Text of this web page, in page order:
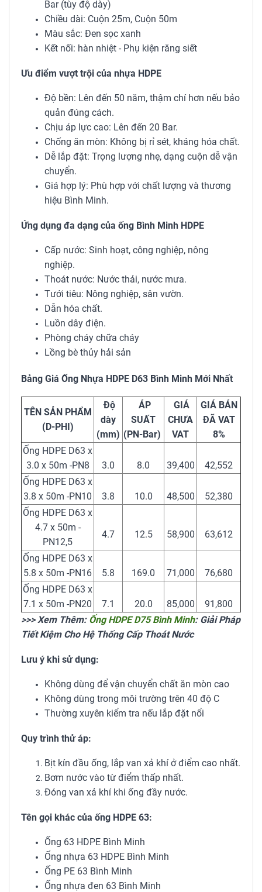
Bar (tùy độ dày)
Chiều dài: Cuộn 25m, Cuộn 50m
Màu sắc: Đen sọc xanh
Kết nối: hàn nhiệt - Phụ kiện răng siết
Ưu điểm vượt trội của nhựa HDPE
Độ bền: Lên đến 50 năm, thậm chí hơn nếu bảo
quản đúng cách.
Chịu áp lực cao: Lên đến 20 Bar.
Chống ăn mòn: Không bị rỉ sét, kháng hóa chất.
Dễ lắp đặt: Trọng lượng nhẹ, dạng cuộn dễ vận
chuyển.
Giá hợp lý: Phù hợp với chất lượng và thương
hiệu Bình Minh.
Ứng dụng đa dạng của ống Bình Minh HDPE
Cấp nước: Sinh hoạt, công nghiệp, nông
nghiệp.
Thoát nước: Nước thải, nước mưa.
Tưới tiêu: Nông nghiệp, sân vườn.
Dẫn hóa chất.
Luồn dây điện.
Phòng cháy chữa cháy
Lồng bè thủy hải sản
Bảng Giá Ống Nhựa HDPE D63 Bình Minh Mới Nhất
TÊN SẢN PHẨM
(D-PHI)
Độ
dày
(mm)
ÁP
SUẤT
(PN-Bar)
GIÁ
CHƯA
VAT
GIÁ BÁN
ĐÃ VAT
8%
Ống HDPE D63 x
3.0 x 50m -PN8
3.0 8.0 39,400
42,552
Ống HDPE D63 x
3.8 x 50m -PN10
3.8 10.0 48,500
52,380
Ống HDPE D63 x
4.7 x 50m -
PN12,5
4.7 12.5 58,900 63,612
Ống HDPE D63 x
5.8 x 50m -PN16
5.8 169.0 71,000
76,680
Ống HDPE D63 x
7.1 x 50m -PN20
7.1 20.0 85,000
91,800
>>> Xem Thêm: Ống HDPE D75 Bình Minh: Giải Pháp
Tiết Kiệm Cho Hệ Thống Cấp Thoát Nước
Lưu ý khi sử dụng:
Không dùng để vận chuyển chất ăn mòn cao
Không dùng trong môi trường trên 40 độ C
Thường xuyên kiểm tra nếu lắp đặt nổi
Quy trình thử áp:
Bịt kín đầu ống, lắp van xả khí ở điểm cao nhất.
Bơm nước vào từ điểm thấp nhất.
Đóng van xả khí khi ống đầy nước.
Tên gọi khác của ống HDPE 63:
Ống 63 HDPE Bình Minh
Ống nhựa 63 HDPE Bình Minh
Ống PE 63 Bình Minh
Ống nhựa đen 63 Bình Minh